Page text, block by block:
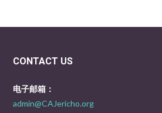
CONTACT US
电子邮箱：
admin@CAJericho.org